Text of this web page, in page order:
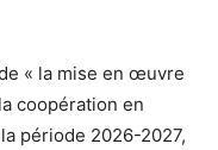
« la mise en œuvre
coopération en
période 2026-2027,